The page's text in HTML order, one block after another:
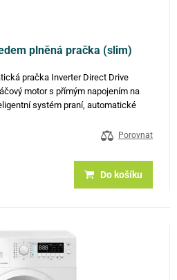
plněná pračka (slim)
pračka Inverter Direct Drive
motor s přímým napojením na
systém praní, automatické
Porovnat
Do košíku